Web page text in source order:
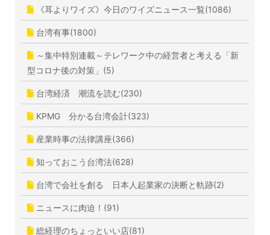
《耳よりワイズ》今日のワイズニュース一覧(1086)
台湾有事(1800)
～集中特別連載～テレワーク中の経営者と考える「新
型コロナ後の対策」(5)
台湾経済 潮流を読む(230)
KPMG 分かる台湾会計(323)
産業時事の法律講座(366)
知っておこう台湾法(628)
台湾で会社を創る 日本人起業家の決断と軌跡(2)
ニュースに肉迫！(91)
総経理のちょっといい店(81)